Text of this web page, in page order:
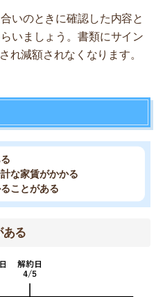
いのときに確認した内容と
いましょう。書類にサイン
れ減額されなくなります。
な家賃がかかる
ことがある
る